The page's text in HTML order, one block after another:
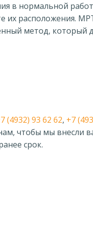
в нормальной
их расположения.
метод, который
(4932) 93 62 62, +7
чтобы мы внесли
срок.